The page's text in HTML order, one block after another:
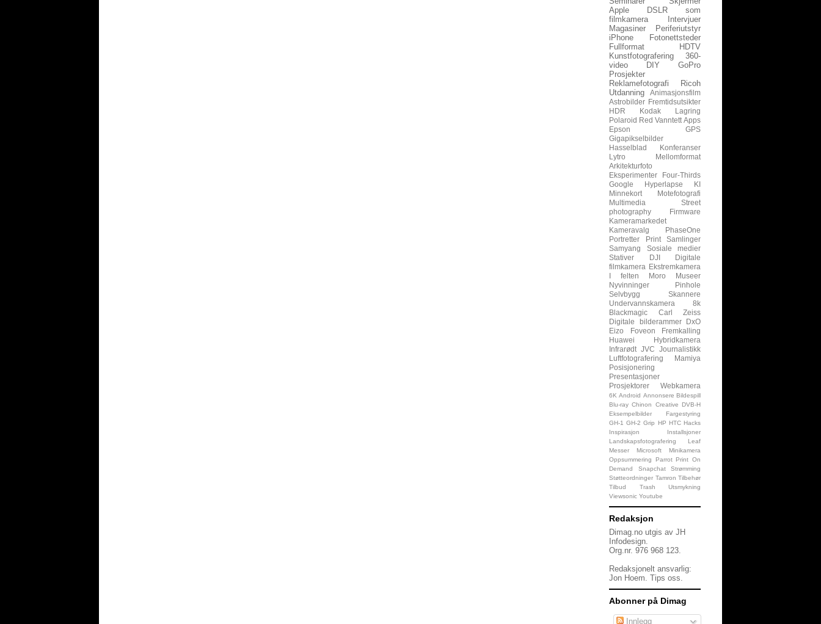
Apple
DSLR som
filmkamera
Intervjuer
Magasiner
Periferiutstyr
iPhone
Fotonettsteder
Fullformat
HDTV
Kunstfotografering
360-
video
DIY
GoPro
Prosjekter
Reklamefotografi
Ricoh
Utdanning
Animasjonsfilm
Astrobilder Fremtidsutsikter
HDR
Kodak
Lagring
Polaroid Red Vanntett Apps
Epson
GPS
Gigapikselbilder
Hasselblad
Konferanser
Lytro
Mellomformat
Arkitekturfoto
Eksperimenter
Four-Thirds
Google
Hyperlapse
KI
Minnekort
Motefotografi
Multimedia
Street
photography
Firmware
Kameramarkedet
Kameravalg
PhaseOne
Portretter
Print
Samlinger
Samyang
Sosiale medier
Stativer
DJI
Digitale
filmkamera Ekstremkamera
I felten
Moro
Museer
Nyvinninger
Pinhole
Selvbygg
Skannere
Undervannskamera
8k
Blackmagic
Carl Zeiss
Digitale bilderammer
DxO
Eizo
Foveon
Fremkalling
Huawei
Hybridkamera
Infrarødt JVC
Journalistikk
Luftfotografering
Mamiya
Posisjonering
Presentasjoner
Prosjektorer
Webkamera
6K Android Annonsere Bildespill
Blu-ray Chinon Creative
DVB-H
Eksempelbilder
Fargestyring
GH-1 GH-2 Grip HP HTC Hacks
Inspirasjon
Installsjoner
Landskapsfotografering
Leaf
Messer
Microsoft
Minikamera
Oppsummering
Parrot Print On
Demand
Snapchat
Strømming
Støtteordninger Tamron Tilbehør
Tilbud
Trash
Utsmykning
Viewsonic Youtube
Redaksjon
Dimag.no utgis av JH
Infodesign.
Org.nr. 976 968 123.
Redaksjonelt ansvarlig:
Jon Hoem. Tips oss.
Abonner på Dimag
Innlegg